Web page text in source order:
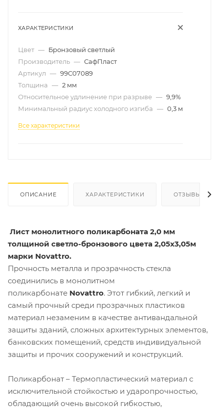
ХАРАКТЕРИСТИКИ
Цвет — Бронзовый светлый
Производитель — СафПласт
Артикул — 99C07089
Толщина — 2 мм
Относительное удлинение при разрыве — 9,9%
Минимальный радиус холодного изгиба — 0,3 м
Все характеристики
ОПИСАНИЕ ХАРАКТЕРИСТИКИ ОТЗЫВЫ
Лист монолитного поликарбоната 2,0 мм
толщиной светло-бронзового цвета 2,05х3,05м
марки Novattro.
Прочность металла и прозрачность стекла
соединились в монолитном
поликарбонате Novattro. Этот гибкий, легкий и
самый прочный среди прозрачных пластиков
материал незаменим в качестве антивандальной
защиты зданий, сложных архитектурных элементов,
банковских помещений, средств индивидуальной
защиты и прочих сооружений и конструкций.
Поликарбонат – Термопластический материал с
исключительной стойкостью и ударопрочностью,
обладающий очень высокой гибкостью,